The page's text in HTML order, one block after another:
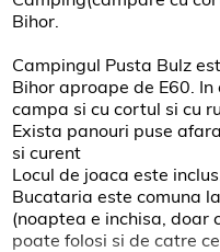
Bihor.
Campingul Pusta Bulz
Bihor aproape de E60.
campa si cu cortul si cu
Exista panouri puse
si curent
Locul de joaca este
Bucataria este comuna
(noaptea e inchisa, doar
poate folosi si de catre